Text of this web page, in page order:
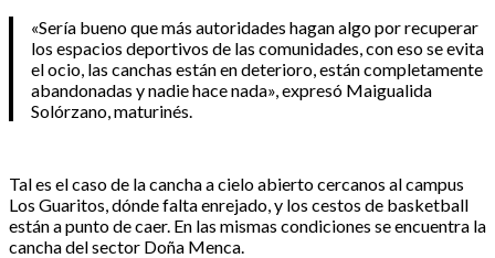
«Sería bueno que más autoridades hagan algo por recuperar
los espacios deportivos de las comunidades, con eso se evita
el ocio, las canchas están en deterioro, están completamente
abandonadas y nadie hace nada», expresó Maigualida
Solórzano, maturinés.
Tal es el caso de la cancha a cielo abierto cercanos al campus
Los Guaritos, dónde falta enrejado, y los cestos de basketball
están a punto de caer. En las mismas condiciones se encuentra la
cancha del sector Doña Menca.